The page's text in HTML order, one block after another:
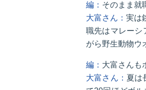
編： そのまま就
大富さん：実は
職先はマレーシ
がら野生動物ウ
編： 大富さんも
大富さん： 夏は